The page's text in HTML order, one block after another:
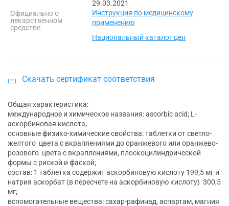
Официально о
лекарственном
средстве
29.03.2021
Инструкция по медицинскому
применению
Национальный каталог цен
Скачать сертификат соответствия
Общая характеристика:
международное и химическое названия: ascorbic acid; L-
аскорбиновая кислота;
основные физико-химические свойства: таблетки от светло-
желтого цвета с вкраплениями до оранжевого или оранжево-
розового цвета с вкраплениями, плоскоцилиндрической
формы с риской и фаской;
состав: 1 таблетка содержит аскорбиновую кислоту 199,5 мг и
натрия аскорбат (в пересчете на аскорбиновую кислоту) 300,5
мг;
вспомогательные вещества: сахар-рафинад, аспартам, магния